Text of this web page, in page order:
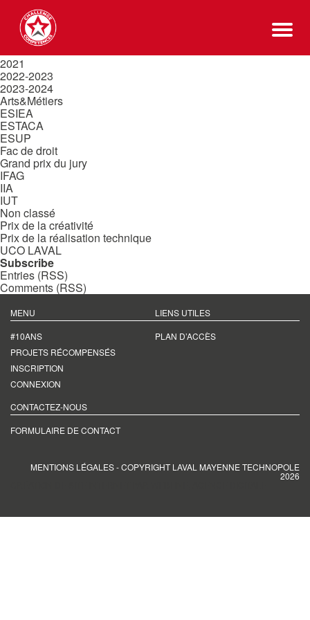
Rechercher :
Categories
2011-2019
2021
2022-2023
2023-2024
Arts&Métiers
ESIEA
ESTACA
ESUP
Fac de droit
Grand prix du jury
IFAG
IIA
IUT
Non classé
Prix de la créativité
Prix de la réalisation technique
UCO LAVAL
Subscribe
Entries (RSS)
Comments (RSS)
MENU
#10ANS
PROJETS RÉCOMPENSÉS
INSCRIPTION
CONNEXION
LIENS UTILES
PLAN D’ACCÈS
CONTACTEZ-NOUS
FORMULAIRE DE CONTACT
MENTIONS LÉGALES- COPYRIGHT LAVAL MAYENNE TECHNOPOLE
2026